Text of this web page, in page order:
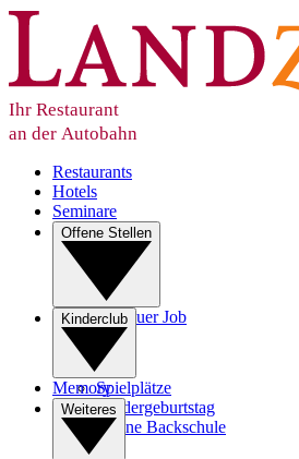
Ihr Restaurant
an der Autobahn
Restaurants
Hotels
Seminare
Offene Stellen
Ihr neuer Job
Lehre
Kinderclub
Spielplätze
Kindergeburtstag
Kleine Backschule
Memory
Weiteres